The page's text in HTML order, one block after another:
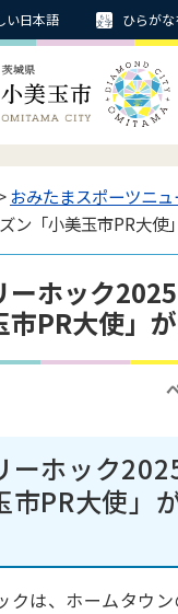
い日本語 ひらが
おみたまスポーツニュ
ン「小美玉市PR大使
ーホック
PR大使」が
ーホック
市PR大使」
クは、ホームタウ